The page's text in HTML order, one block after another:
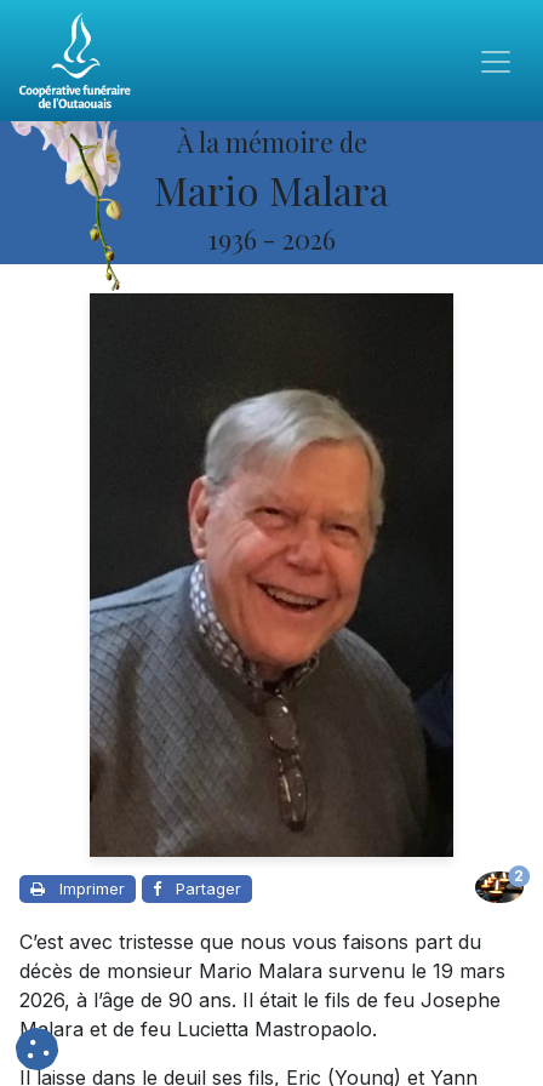
À la mémoire de
Mario Malara
1936 - 2026
Imprimer Partager
2
C’est avec tristesse que nous vous faisons part du
décès de monsieur Mario Malara survenu le 19 mars
2026, à l’âge de 90 ans. Il était le fils de feu Josephe
Malara et de feu Lucietta Mastropaolo.
Il laisse dans le deuil ses fils, Eric (Young) et Yann